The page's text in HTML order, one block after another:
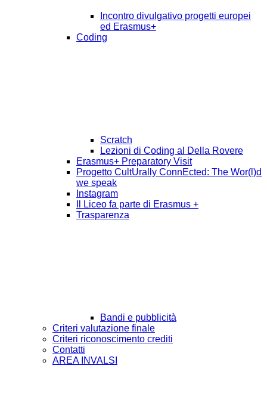
Incontro divulgativo progetti europei
ed Erasmus+
Coding
Scratch
Lezioni di Coding al Della Rovere
Erasmus+ Preparatory Visit
Progetto CultUrally ConnEcted: The Wor(l)d
we speak
Instagram
Il Liceo fa parte di Erasmus +
Trasparenza
Bandi e pubblicità
Criteri valutazione finale
Criteri riconoscimento crediti
Contatti
AREA INVALSI